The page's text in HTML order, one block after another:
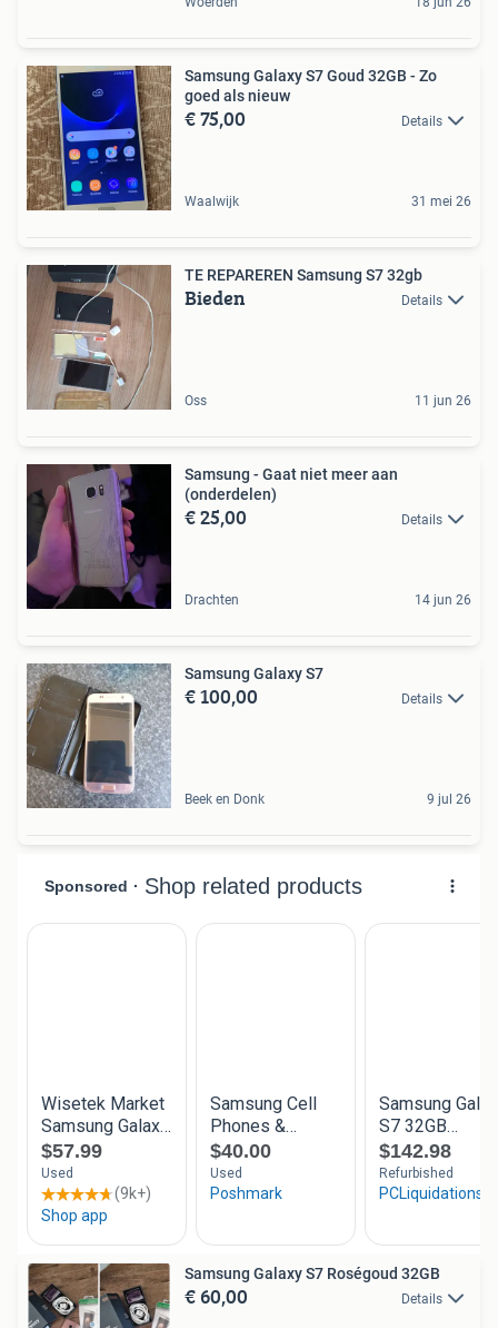
Samsung Galaxy S7 Goud 32GB - Zo
goed als nieuw
€ 75,00 Details
Waalwijk 31 mei 26
TE REPAREREN Samsung S7 32gb
Bieden Details
Oss 11 jun 26
Samsung - Gaat niet meer aan
(onderdelen)
€ 25,00 Details
Drachten 14 jun 26
Samsung Galaxy S7
€ 100,00 Details
Beek en Donk 9 jul 26
Samsung Galaxy S7 Roségoud 32GB
€ 60,00 Details